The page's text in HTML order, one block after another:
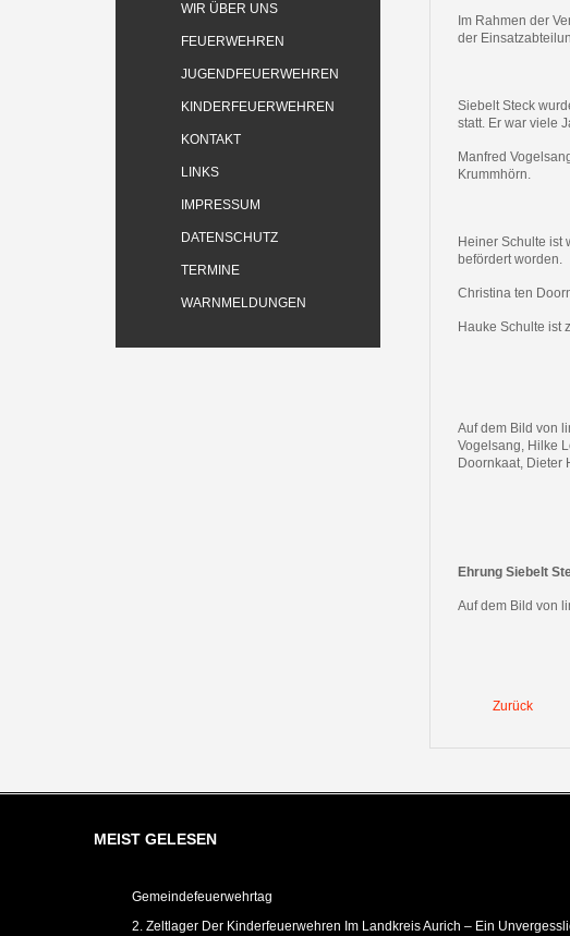
WIR ÜBER UNS
FEUERWEHREN
JUGENDFEUERWEHREN
KINDERFEUERWEHREN
KONTAKT
LINKS
IMPRESSUM
DATENSCHUTZ
TERMINE
WARNMELDUNGEN
Im Rahmen der
der
Siebelt Steck
statt. Er war viele
Manfred
Krummhörn.
Heiner Schulte ist
befördert worden.
Christina ten
Hauke Schulte ist
Auf dem Bild von
Vogelsang, Hilke
Doornkaat, Dieter
Ehrung Siebelt
Auf dem Bild von
Zurück
MEIST GELESEN
Gemeindefeuerwehrtag
2. Zeltlager Der Kinderfeuerwehren Im Landkreis Aurich – Ein